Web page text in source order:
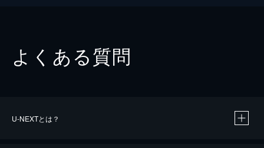
よくある質問
U-NEXTとは？